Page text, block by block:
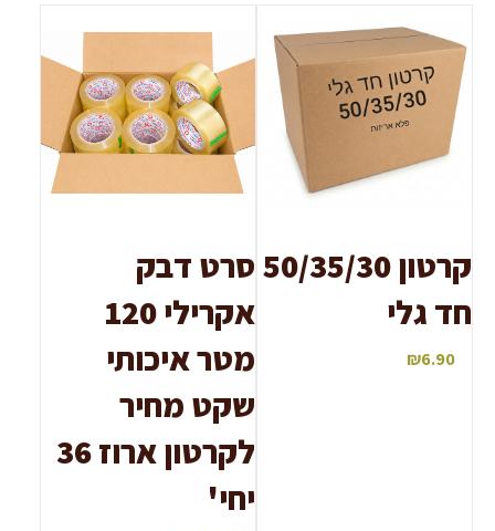
קרטון 50/35/30
חד גלי
₪6.90
סרט דבק
אקרילי 120
מטר איכותי
שקט מחיר
לקרטון ארוז 36
יחי'